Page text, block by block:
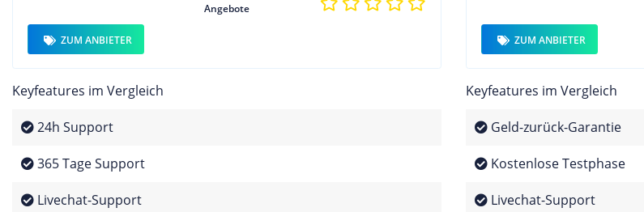
Angebote
ZUM ANBIETER
Keyfeatures im Vergleich
24h Support
365 Tage Support
Livechat-Support
ZUM ANBIETER
Keyfeatures im Vergleich
Geld-zurück-Garantie
Kostenlose Testphase
Livechat-Support